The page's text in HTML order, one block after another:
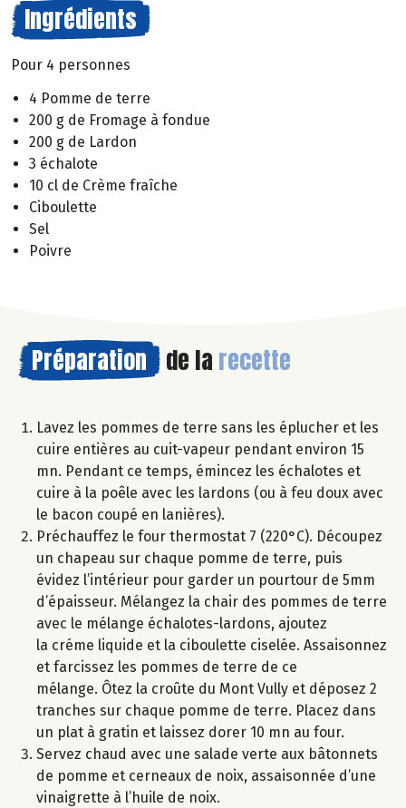
Ingrédients
Pour 4 personnes
4 Pomme de terre
200 g de Fromage à fondue
200 g de Lardon
3 échalote
10 cl de Crème fraîche
Ciboulette
Sel
Poivre
Préparation de la recette
Lavez les pommes de terre sans les éplucher et les
cuire entières au cuit-vapeur pendant environ 15
mn. Pendant ce temps, émincez les échalotes et
cuire à la poêle avec les lardons (ou à feu doux avec
le bacon coupé en lanières).
Préchauffez le four thermostat 7 (220°C). Découpez
un chapeau sur chaque pomme de terre, puis
évidez l’intérieur pour garder un pourtour de 5mm
d’épaisseur. Mélangez la chair des pommes de terre
avec le mélange échalotes-lardons, ajoutez
la créme liquide et la ciboulette ciselée. Assaisonnez
et farcissez les pommes de terre de ce
mélange. Ôtez la croûte du Mont Vully et déposez 2
tranches sur chaque pomme de terre. Placez dans
un plat à gratin et laissez dorer 10 mn au four.
Servez chaud avec une salade verte aux bâtonnets
de pomme et cerneaux de noix, assaisonnée d’une
vinaigrette à l’huile de noix.